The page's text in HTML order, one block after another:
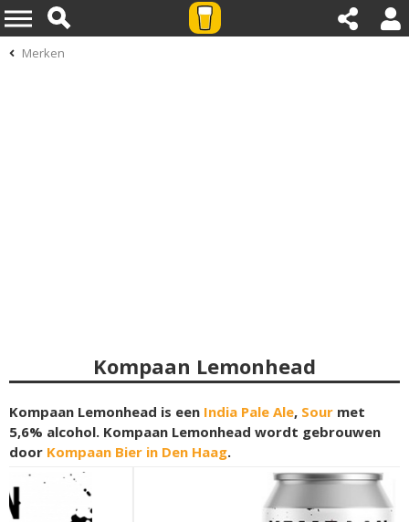
Merken
Kompaan Lemonhead
Kompaan Lemonhead is een India Pale Ale, Sour met
5,6% alcohol. Kompaan Lemonhead wordt gebrouwen
door Kompaan Bier in Den Haag.